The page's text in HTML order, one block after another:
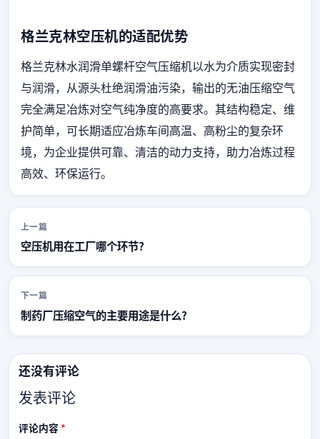
格兰克林空压机的适配优势
格兰克林水润滑单螺杆空气压缩机以水为介质实现密封
与润滑，从源头杜绝润滑油污染，输出的无油压缩空气
完全满足冶炼对空气纯净度的高要求。其结构稳定、维
护简单，可长期适应冶炼车间高温、高粉尘的复杂环
境，为企业提供可靠、清洁的动力支持，助力冶炼过程
高效、环保运行。
上一篇
空压机用在工厂哪个环节?
下一篇
制药厂压缩空气的主要用途是什么?
还没有评论
发表评论
评论内容*必填